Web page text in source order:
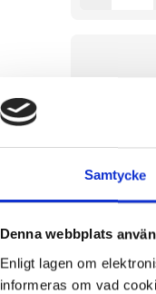
Samtycke
Denna webbplats
Enligt lagen om
informeras om vad